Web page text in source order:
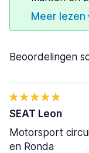
Meer lezen
Beoordelingen
SEAT Leon
Motorsport
en Ronda